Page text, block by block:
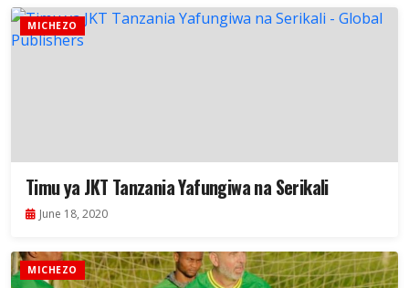
MICHEZO
Timu ya JKT Tanzania Yafungiwa na Serikali
June 18, 2020
MICHEZO